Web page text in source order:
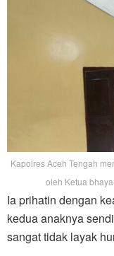
Kapolres Aceh Tengah
oleh Ketua
Ia prihatin dengan
kedua anaknya
sangat tidak layak